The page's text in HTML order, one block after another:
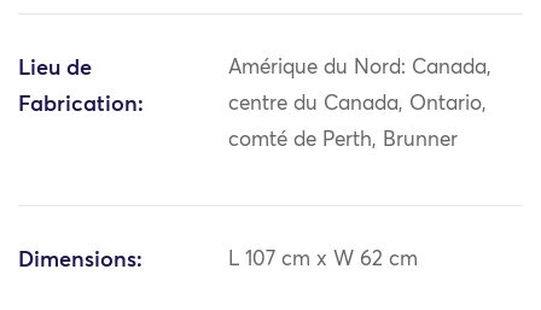
Lieu de
Fabrication:
Amérique du Nord: Canada,
centre du Canada, Ontario,
comté de Perth, Brunner
Dimensions: L 107 cm x W 62 cm